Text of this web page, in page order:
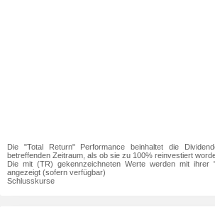
Die "Total Return" Performance beinhaltet die
betreffenden Zeitraum, als ob sie zu 100% reinvestiert
Die mit (TR) gekennzeichneten Werte werden mit ihrer
angezeigt (sofern verfügbar)
Schlusskurse